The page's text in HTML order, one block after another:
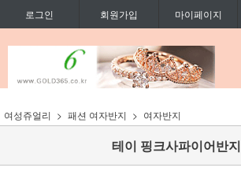
로그인 회원가입 마이페이지
여성쥬얼리 패션 여자반지 여자반지
테이 핑크사파이어반지